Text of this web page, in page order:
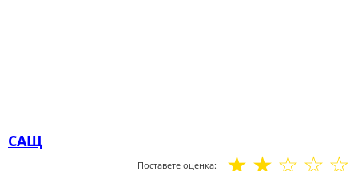
САЩ
Поставете оценка: ☆
☆
☆
☆
☆